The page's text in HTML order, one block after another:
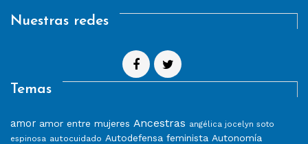
Nuestras redes
Temas
amor amor entre mujeres Ancestras angélica jocelyn soto
espinosa autocuidado Autodefensa feminista Autonomía